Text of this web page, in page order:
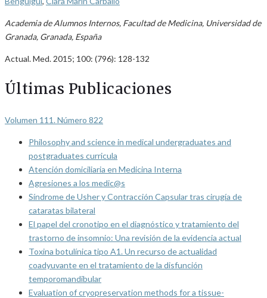
Academia de Alumnos Internos, Facultad de Medicina, Universidad de
Granada, Granada, España
Actual. Med. 2015; 100: (796): 128-132
Últimas Publicaciones
Volumen 111. Número 822
Philosophy and science in medical undergraduates and
postgraduates curricula
Atención domiciliaria en Medicina Interna
Agresiones a los medic@s
Síndrome de Usher y Contracción Capsular tras cirugía de
cataratas bilateral
El papel del cronotipo en el diagnóstico y tratamiento del
trastorno de insomnio: Una revisión de la evidencia actual
Toxina botulínica tipo A1. Un recurso de actualidad
coadyuvante en el tratamiento de la disfunción
temporomandibular
Evaluation of cryopreservation methods for a tissue-